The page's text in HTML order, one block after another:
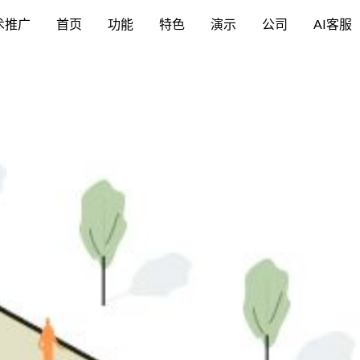
推广 首页 功能 特色 演示 公司 AI客服